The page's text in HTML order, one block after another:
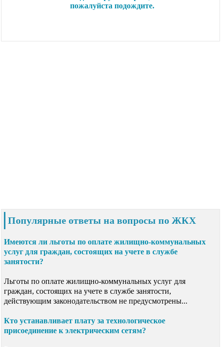
Популярные ответы на вопросы по ЖКХ
Имеются ли льготы по оплате жилищно-коммунальных
услуг для граждан, состоящих на учете в службе
занятости?
Льготы по оплате жилищно-коммунальных услуг для
граждан, состоящих на учете в службе занятости,
действующим законодательством не предусмотрены...
Кто устанавливает плату за технологическое
присоединение к электрическим сетям?